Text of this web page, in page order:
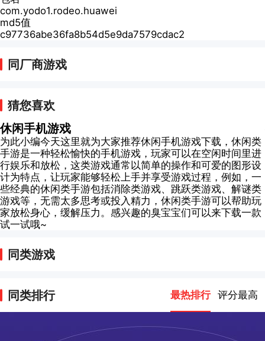
com.yodo1.rodeo.huawei
md5值
c97736abe36fa8b54d5e9da7579cdac2
同厂商游戏
猜您喜欢
休闲手机游戏
为此小编今天这里就为大家推荐休闲手机游戏下载，休闲类
手游是一种轻松愉快的手机游戏，玩家可以在空闲时间里进
行娱乐和放松，这类游戏通常以简单的操作和可爱的图形设
计为特点，让玩家能够轻松上手并享受游戏过程，例如，一
些经典的休闲类手游包括消除类游戏、跳跃类游戏、解谜类
游戏等，无需太多思考或投入精力，休闲类手游可以帮助玩
家放松身心，缓解压力。感兴趣的臭宝宝们可以来下载一款
试一试哦~
同类游戏
同类排行 最热排行 评分最高